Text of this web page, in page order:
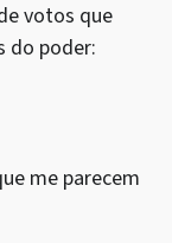
votos que
do poder:
me parecem